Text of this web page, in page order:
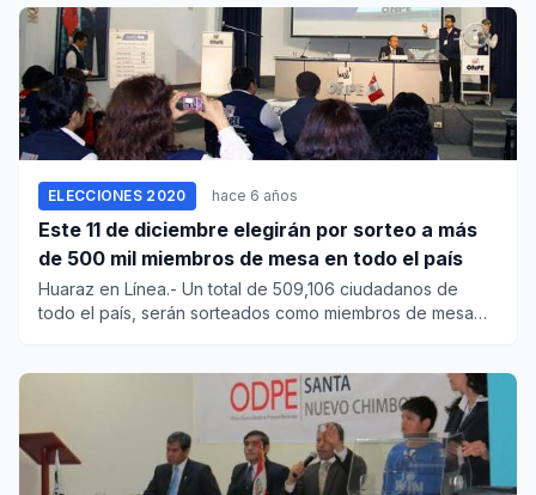
ELECCIONES 2020 hace 6 años
Este 11 de diciembre elegirán por sorteo a más
de 500 mil miembros de mesa en todo el país
Huaraz en Línea.- Un total de 509,106 ciudadanos de
todo el país, serán sorteados como miembros de mesa